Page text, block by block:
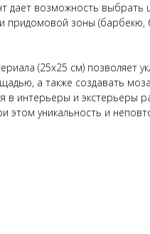
дает возможность выбрать
придомовой зоны (барбекю,
(25х25 см) позволяет
а также создавать
в интерьеры и экстерьеры
этом уникальность и